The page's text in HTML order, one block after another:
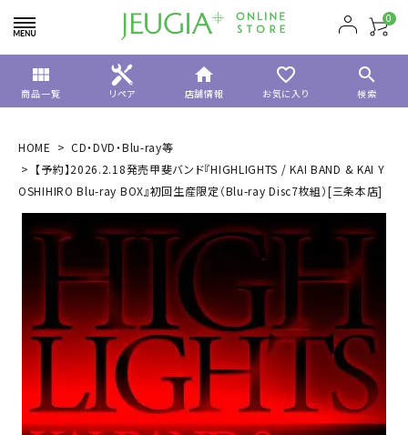
0
view_module
商品一覧 リペア
home
店舗情報
favorite_border
お気に入り
search
検索
HOME
CD・DVD・Blu-ray等
【予約】2026.2.18発売甲斐バンド『HIGHLIGHTS / KAI BAND & KAI Y
OSHIHIRO Blu-ray BOX』初回生産限定（Blu-ray Disc7枚組）[三条本店]